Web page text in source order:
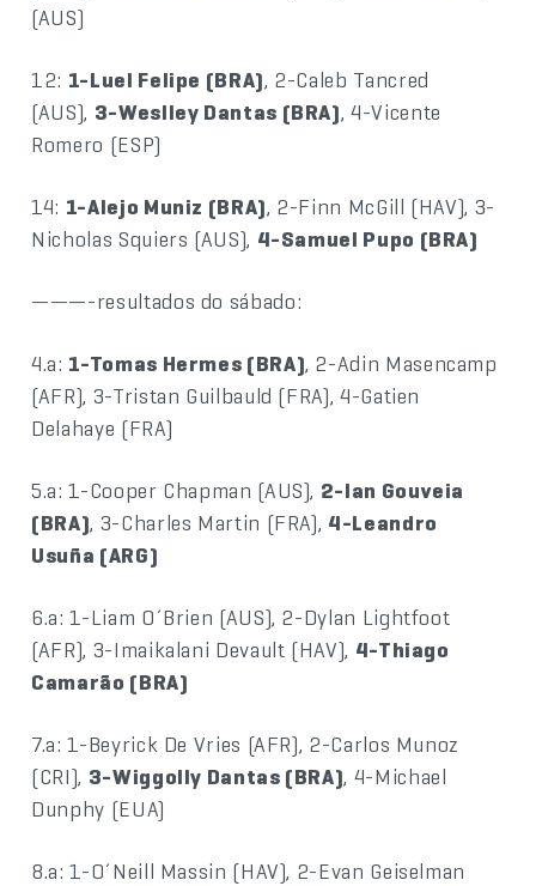
(AUS)
12: 1-Luel Felipe (BRA), 2-Caleb Tancred
(AUS), 3-Weslley Dantas (BRA), 4-Vicente
Romero (ESP)
14: 1-Alejo Muniz (BRA), 2-Finn McGill (HAV), 3-
Nicholas Squiers (AUS), 4-Samuel Pupo (BRA)
———-resultados do sábado:
4.a: 1-Tomas Hermes (BRA), 2-Adin Masencamp
(AFR), 3-Tristan Guilbauld (FRA), 4-Gatien
Delahaye (FRA)
5.a: 1-Cooper Chapman (AUS), 2-Ian Gouveia
(BRA), 3-Charles Martin (FRA), 4-Leandro
Usuña (ARG)
6.a: 1-Liam O´Brien (AUS), 2-Dylan Lightfoot
(AFR), 3-Imaikalani Devault (HAV), 4-Thiago
Camarão (BRA)
7.a: 1-Beyrick De Vries (AFR), 2-Carlos Munoz
(CRI), 3-Wiggolly Dantas (BRA), 4-Michael
Dunphy (EUA)
8.a: 1-O´Neill Massin (HAV), 2-Evan Geiselman